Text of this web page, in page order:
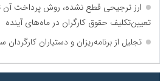
ارز ترجیحی قطع نشده، روش پرداخت آن
تعیین‌تکلیف حقوق کارگران در ماه‌های آینده
تجلیل از برنامه‌ریزان و دستیاران کارگردان